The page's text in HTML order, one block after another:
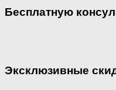
Бесплатную
Эксклюзивные